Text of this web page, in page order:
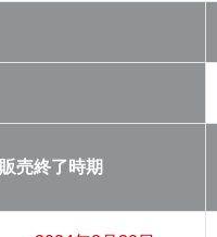
販売終了 時期